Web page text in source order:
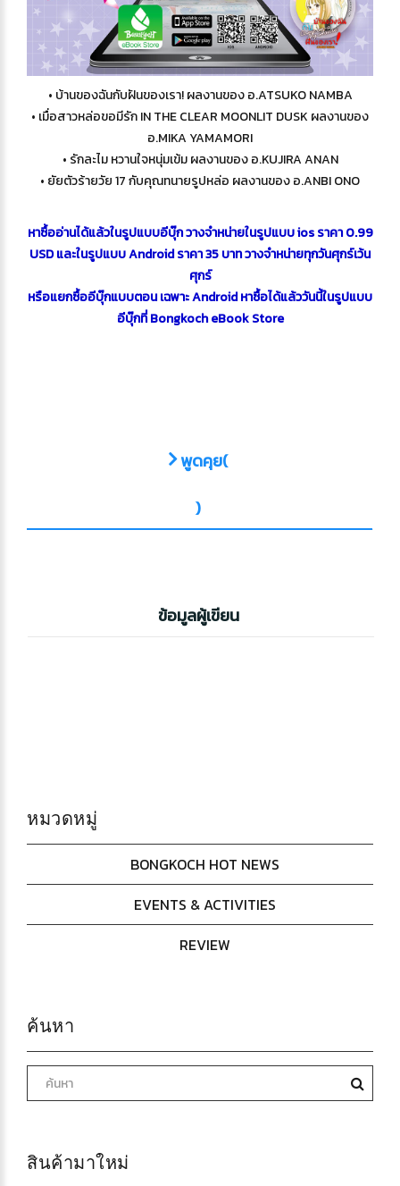
• บ้านของฉันกับฝันของเรา! ผลงานของ อ.ATSUKO NAMBA
• เมื่อสาวหล่อขอมีรัก IN THE CLEAR MOONLIT DUSK ผลงานของ
อ.MIKA YAMAMORI
• รักละไม หวานใจหนุ่มเข้ม ผลงานของ อ.KUJIRA ANAN
• ยัยตัวร้ายวัย 17 กับคุณทนายรูปหล่อ ผลงานของ อ.ANBI ONO
หาซื้ออ่านได้แล้วในรูปแบบอีบุ๊ก วางจำหน่ายในรูปแบบ ios ราคา 0.99
USD และในรูปแบบ Android ราคา 35 บาท วางจำหน่ายทุกวันศุกร์เว้น
ศุกร์
หรือแยกซื้ออีบุ๊กแบบตอน เฉพาะ Android หาซื้อได้แล้ววันนี้ในรูปแบบ
อีบุ๊กที่ Bongkoch eBook Store
พูดคุย(
)
ข้อมูลผู้เขียน
หมวดหมู่
BONGKOCH HOT NEWS
EVENTS & ACTIVITIES
REVIEW
ค้นหา
สินค้ามาใหม่